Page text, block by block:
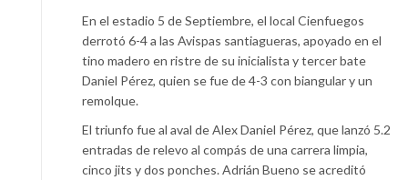
En el estadio 5 de Septiembre, el local Cienfuegos
derrotó 6-4 a las Avispas santiagueras, apoyado en el
tino madero en ristre de su inicialista y tercer bate
Daniel Pérez, quien se fue de 4-3 con biangular y un
remolque.
El triunfo fue al aval de Alex Daniel Pérez, que lanzó 5.2
entradas de relevo al compás de una carrera limpia,
cinco jits y dos ponches. Adrián Bueno se acreditó